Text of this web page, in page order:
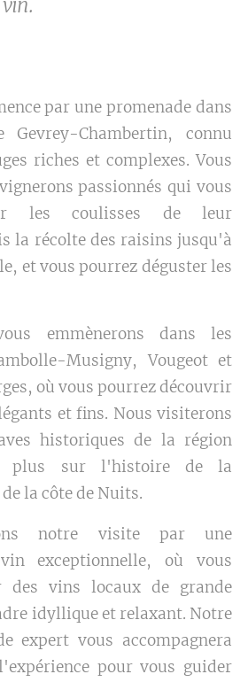
par une promenade dans
Gevrey-Chambertin, connu
riches et complexes. Vous
passionnés qui vous
les coulisses de leur
la récolte des raisins jusqu'à
et vous pourrez déguster les
emmènerons dans les
Musigny, Vougeot et
où vous pourrez découvrir
et fins. Nous visiterons
historiques de la région
plus sur l'histoire de la
la côte de Nuits.
notre visite par une
exceptionnelle, où vous
des vins locaux de grande
idyllique et relaxant. Notre
expert vous accompagnera
pour vous guider